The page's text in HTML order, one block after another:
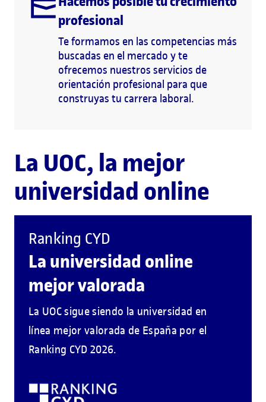
profesional
Te formamos en las competencias más
buscadas en el mercado y te
ofrecemos nuestros servicios de
orientación profesional para que
construyas tu carrera laboral.
La UOC, la mejor
universidad online
Ranking CYD
La universidad online
mejor valorada
La UOC sigue siendo la universidad en
línea mejor valorada de España por el
Ranking CYD 2026.